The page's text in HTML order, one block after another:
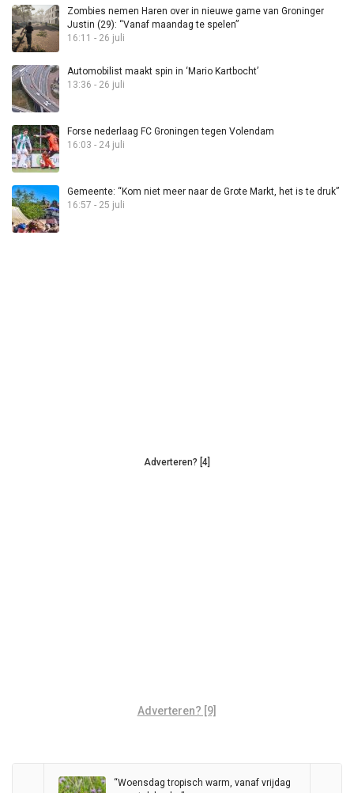
Zombies nemen Haren over in nieuwe game van Groninger
Justin (29): “Vanaf maandag te spelen”
16:11 - 26 juli
Automobilist maakt spin in ‘Mario Kartbocht’
13:36 - 26 juli
Forse nederlaag FC Groningen tegen Volendam
16:03 - 24 juli
Gemeente: “Kom niet meer naar de Grote Markt, het is te druk”
16:57 - 25 juli
Adverteren? [4]
Adverteren? [9]
“Woensdag tropisch warm, vanaf vrijdag